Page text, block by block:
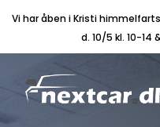
Vi har åben i Kristi
d. 10/5 kl. 10-14